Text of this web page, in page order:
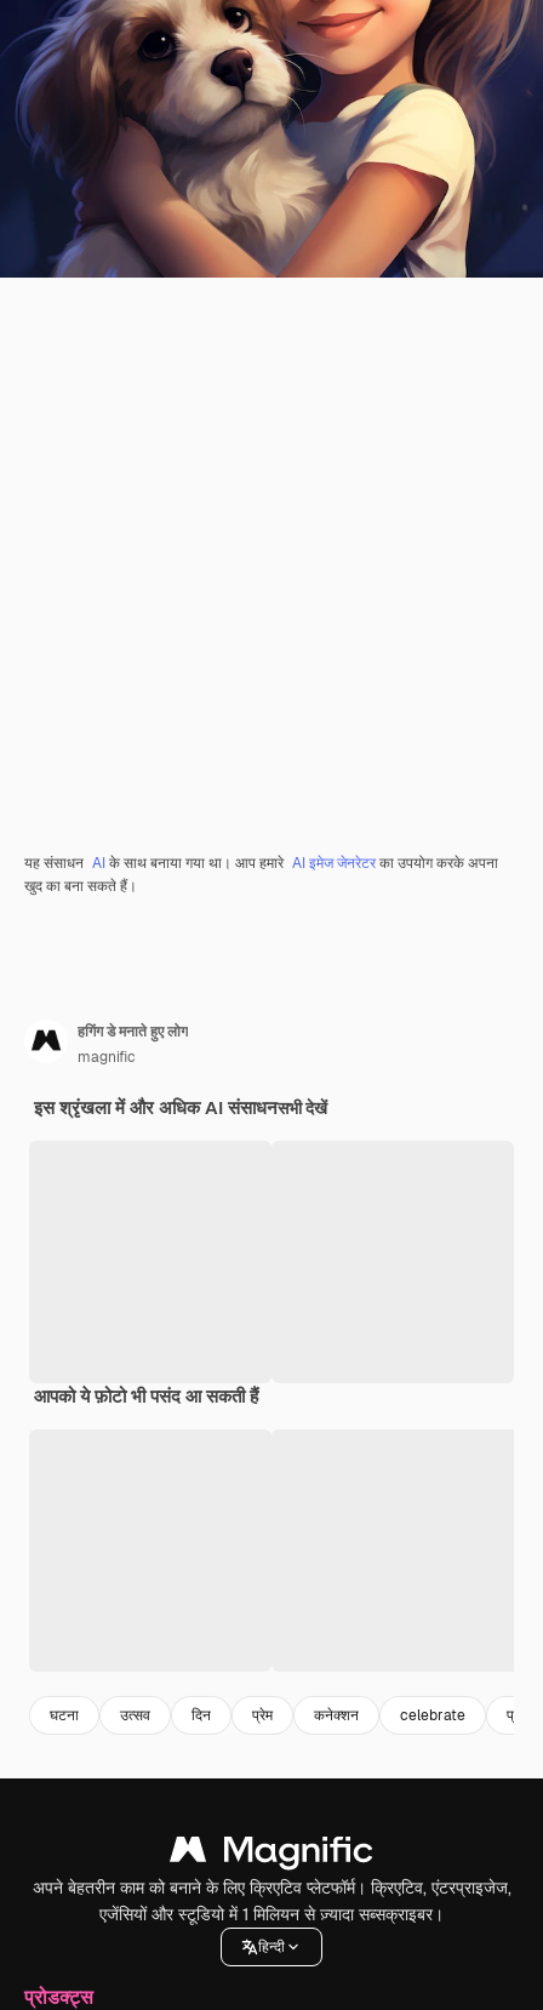
यह संसाधन AIके साथ बनाया गया था। आप हमारे AI इमेज जेनरेटरका उपयोग करके अपना
खुद का बना सकते हैं।
हगिंग डे मनाते हुए लोग
magnific
इस श्रृंखला में और अधिक AI संसाधनसभी देखें
आपको ये फ़ोटो भी पसंद आ सकती हैं
घटना उत्सव दिन प्रेम कनेक्शन celebrate प्रेम
अपने बेहतरीन काम को बनाने के लिए क्रिएटिव प्लेटफॉर्म। क्रिएटिव, एंटरप्राइजेज,
एजेंसियों और स्टूडियो में 1 मिलियन से ज़्यादा सब्सक्राइबर।
हिन्दी
प्रोडक्ट्स